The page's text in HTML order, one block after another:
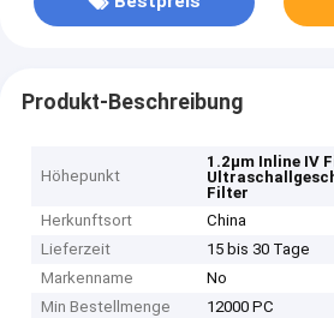
Produkt-Beschreibung
Höhepunkt
1.2μm Inline IV
Filter
Herkunftsort
China
Lieferzeit
15 bis 30 Tage
Markenname
No
Min Bestellmenge
12000 PC